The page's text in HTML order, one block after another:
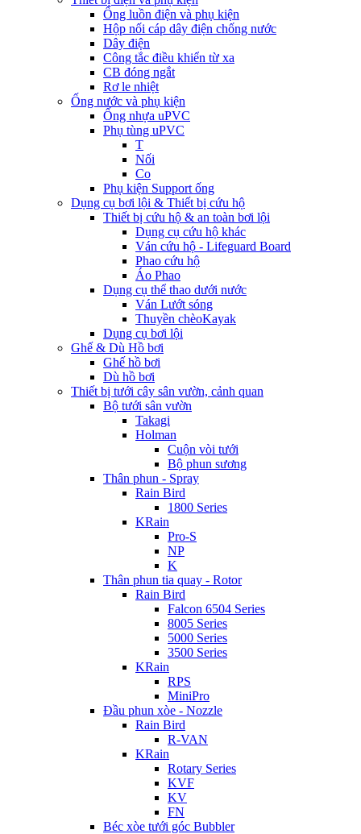
Ống luồn điện và phụ kiện
Hộp nối cáp dây điện chống nước
Dây điện
Công tắc điều khiển từ xa
CB đóng ngắt
Rơ le nhiệt
Ống nước và phụ kiện
Ống nhựa uPVC
Phụ tùng uPVC
T
Nối
Co
Phụ kiện Support ống
Dụng cụ bơi lội & Thiết bị cứu hộ
Thiết bị cứu hộ & an toàn bơi lội
Dụng cụ cứu hộ khác
Ván cứu hộ - Lifeguard Board
Phao cứu hộ
Áo Phao
Dụng cụ thể thao dưới nước
Ván Lướt sóng
Thuyền chèoKayak
Dụng cụ bơi lội
Ghế & Dù Hồ bơi
Ghế hồ bơi
Dù hồ bơi
Thiết bị tưới cây sân vườn, cảnh quan
Bộ tưới sân vườn
Takagi
Holman
Cuộn vòi tưới
Bộ phun sương
Thân phun - Spray
Rain Bird
1800 Series
KRain
Pro-S
NP
K
Thân phun tia quay - Rotor
Rain Bird
Falcon 6504 Series
8005 Series
5000 Series
3500 Series
KRain
RPS
MiniPro
Đầu phun xòe - Nozzle
Rain Bird
R-VAN
KRain
Rotary Series
KVF
KV
FN
Béc xòe tưới góc Bubbler